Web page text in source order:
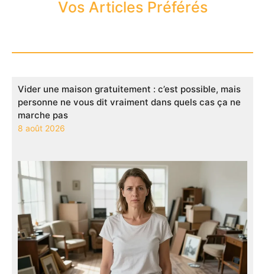
Vos Articles Préférés
Vider une maison gratuitement : c’est possible, mais
personne ne vous dit vraiment dans quels cas ça ne
marche pas
8 août 2026